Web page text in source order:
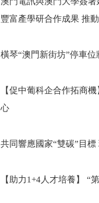
豐富產學研合作成果 推
2024
橫琴“澳門新街坊”停車
2024
【促中葡科企合作拓商
心
2024
共同響應國家“雙碳”目
2024
【助力1+4人才培養】 “
2024